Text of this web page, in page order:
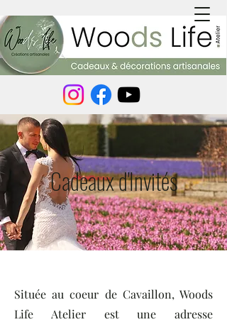
Cadeaux d'Invités
Située au coeur de Cavaillon, Woods
Life Atelier est une adresse